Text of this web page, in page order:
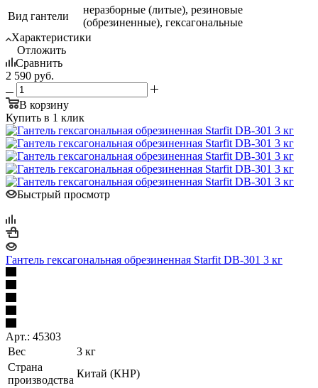
Вид гантели
неразборные (литые), резиновые
(обрезиненные), гексагональные
Характеристики
Отложить
Сравнить
2 590 руб.
В корзину
Купить в 1 клик
Быстрый просмотр
Гантель гексагональная обрезиненная Starfit DB-301 3 кг
Арт.: 45303
Вес
3 кг
Страна
производства
Китай (КНР)